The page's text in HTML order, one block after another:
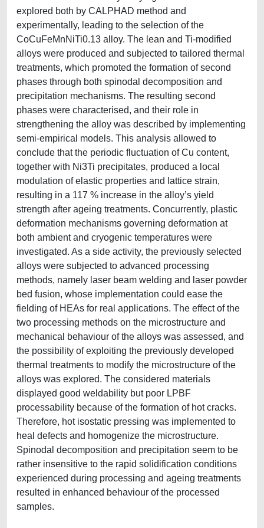
explored both by CALPHAD method and
experimentally, leading to the selection of the
CoCuFeMnNiTi0.13 alloy. The lean and Ti-modified
alloys were produced and subjected to tailored thermal
treatments, which promoted the formation of second
phases through both spinodal decomposition and
precipitation mechanisms. The resulting second
phases were characterised, and their role in
strengthening the alloy was described by implementing
semi-empirical models. This analysis allowed to
conclude that the periodic fluctuation of Cu content,
together with Ni3Ti precipitates, produced a local
modulation of elastic properties and lattice strain,
resulting in a 117 % increase in the alloy’s yield
strength after ageing treatments. Concurrently, plastic
deformation mechanisms governing deformation at
both ambient and cryogenic temperatures were
investigated. As a side activity, the previously selected
alloys were subjected to advanced processing
methods, namely laser beam welding and laser powder
bed fusion, whose implementation could ease the
fielding of HEAs for real applications. The effect of the
two processing methods on the microstructure and
mechanical behaviour of the alloys was assessed, and
the possibility of exploiting the previously developed
thermal treatments to modify the microstructure of the
alloys was explored. The considered materials
displayed good weldability but poor LPBF
processability because of the formation of hot cracks.
Therefore, hot isostatic pressing was implemented to
heal defects and homogenize the microstructure.
Spinodal decomposition and precipitation seem to be
rather insensitive to the rapid solidification conditions
experienced during processing and ageing treatments
resulted in enhanced behaviour of the processed
samples.